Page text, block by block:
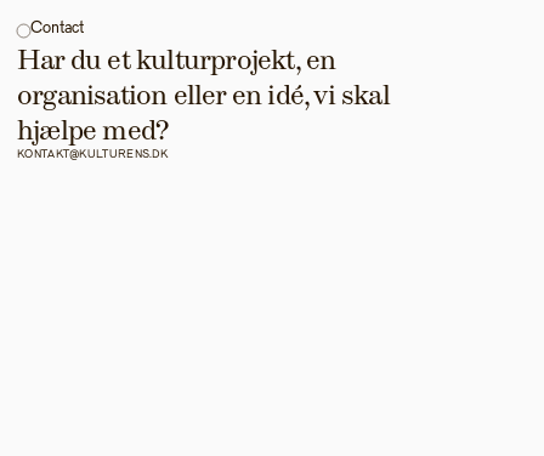
Contact
Har du et kulturprojekt, en
organisation eller en idé, vi skal
hjælpe med?
KONTAKT@KULTURENS.DK